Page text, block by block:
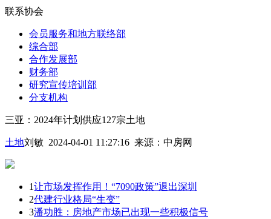
联系协会
会员服务和地方联络部
综合部
合作发展部
财务部
研究宣传培训部
分支机构
三亚：2024年计划供应127宗土地
土地刘敏 2024-04-01 11:27:16 来源： 中房网
1让市场发挥作用！“7090政策”退出深圳
2代建行业格局“生变”
3潘功胜：房地产市场已出现一些积极信号